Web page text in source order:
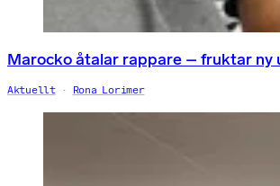
Marocko åtalar rappare – fruktar ny
Aktuellt Rona Lorimer